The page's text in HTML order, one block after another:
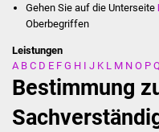
Gehen Sie auf die Unterseite
Oberbegriffen
Leistungen
A B C D E F G H I J K L M N O P
Bestimmung